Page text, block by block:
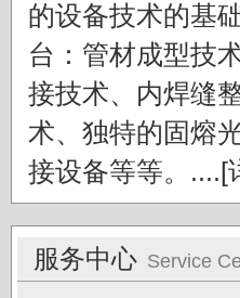
的设备技术的基
台：管材成型技
接技术、内焊缝
术、独特的固熔
接设备等等。.... [
服务中心 Service